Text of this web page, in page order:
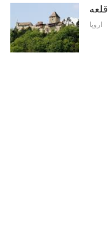
اروپا